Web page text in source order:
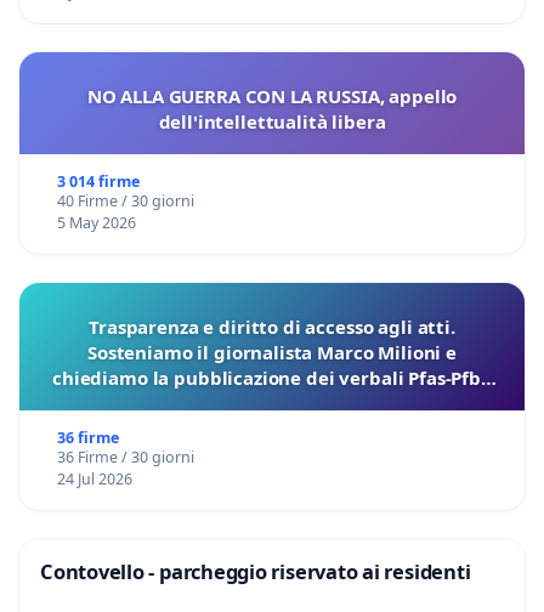
NO ALLA GUERRA CON LA RUSSIA, appello
dell'intellettualità libera
3 014 firme
40 Firme / 30 giorni
5 May 2026
Trasparenza e diritto di accesso agli atti.
Sosteniamo il giornalista Marco Milioni e
chiediamo la pubblicazione dei verbali Pfas-Pfba
36 firme
36 Firme / 30 giorni
24 Jul 2026
Contovello - parcheggio riservato ai residenti